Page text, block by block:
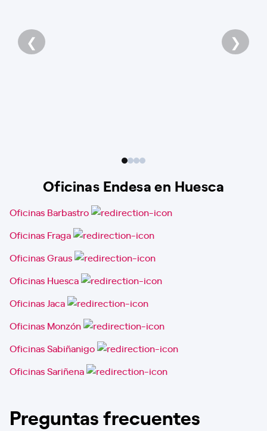
❮ ❯
Oficinas Endesa en Huesca
Oficinas Barbastro
Oficinas Fraga
Oficinas Graus
Oficinas Huesca
Oficinas Jaca
Oficinas Monzón
Oficinas Sabiñanigo
Oficinas Sariñena
Preguntas frecuentes